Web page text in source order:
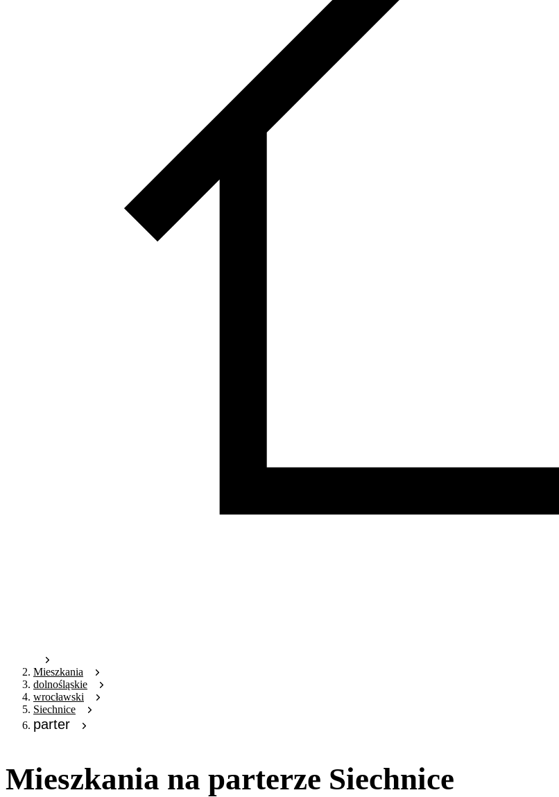
Mieszkania
dolnośląskie
wrocławski
Siechnice
parter
Mieszkania na parterze Siechnice